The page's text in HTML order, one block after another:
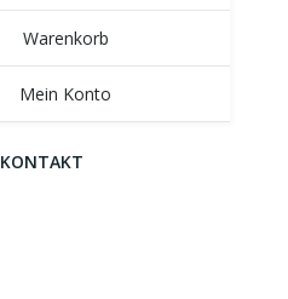
Warenkorb
Mein Konto
KONTAKT